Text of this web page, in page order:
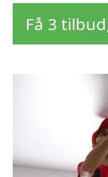
Få 3